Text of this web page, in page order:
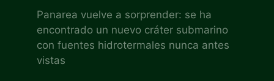
Panarea vuelve a sorprender: se ha
encontrado un nuevo cráter submarino
con fuentes hidrotermales nunca antes
vistas